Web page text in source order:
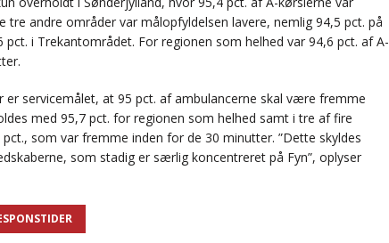
andre områder var målopfyldelsen lavere, nemlig 94,5 pct. på
pct. i Trekantområdet. For regionen som helhed var 94,6 pct. af A-
er servicemålet, at 95 pct. af ambulancerne skal være fremme
med 95,7 pct. for regionen som helhed samt i tre af fire
som var fremme inden for de 30 minutter. ”Dette skyldes
som stadig er særlig koncentreret på Fyn”, oplyser